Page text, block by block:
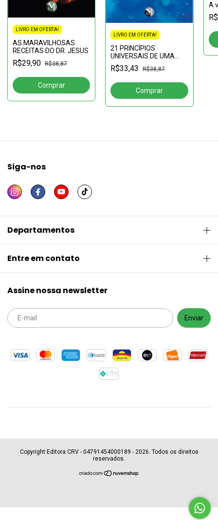
LIVRO EM OFERTA!
AS MARAVILHOSAS
RECEITAS DO DR. JESUS
R$29,90 R$38,87
LIVRO EM OFERTA!
21 PRINCÍPIOS
UNIVERSAIS DE UMA
VIDA EXTRAORDINÁRIA
R$33,43 R$38,87
A
Siga-nos
Departamentos
Entre em contato
Assine nossa newsletter
Copyright Editora CRV - 04791454000189 - 2026. Todos os direitos
reservados.